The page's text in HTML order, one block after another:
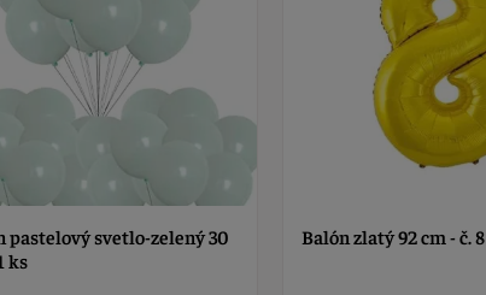
pastelový svetlo-zelený 30
ks
Balón zlatý 92 cm - č. 8